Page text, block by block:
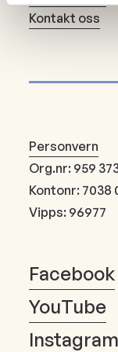
Kontakt oss
Personvern
Org.nr: 959
Kontonr: 7038
Vipps: 96977
Facebook
YouTube
Instagram